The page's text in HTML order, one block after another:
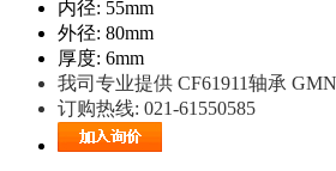
内径: 55mm
外径: 80mm
厚度: 6mm
我司专业提供 CF61911轴承
订购热线: 021-61550585